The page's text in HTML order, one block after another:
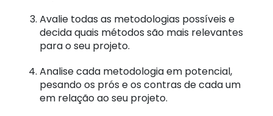
Avalie todas as metodologias possíveis e
decida quais métodos são mais relevantes
para o seu projeto.
Analise cada metodologia em potencial,
pesando os prós e os contras de cada um
em relação ao seu projeto.